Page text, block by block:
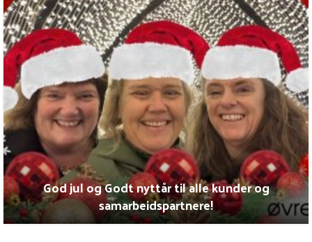
God jul og Godt nyttår til alle kunder og
samarbeidspartnere!